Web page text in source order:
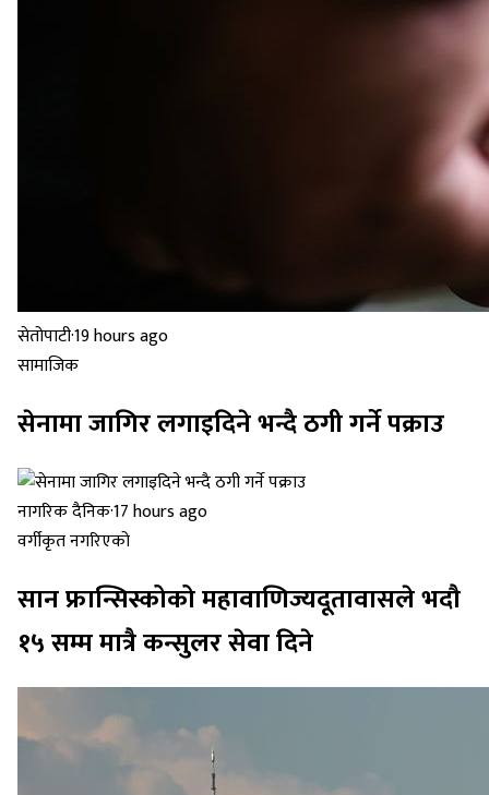
सेतोपाटी·19 hours ago
सामाजिक
सेनामा जागिर लगाइदिने भन्दै ठगी गर्ने पक्राउ
नागरिक दैनिक·17 hours ago
वर्गीकृत नगरिएको
सान फ्रान्सिस्कोको महावाणिज्यदूतावासले भदौ
१५ सम्म मात्रै कन्सुलर सेवा दिने